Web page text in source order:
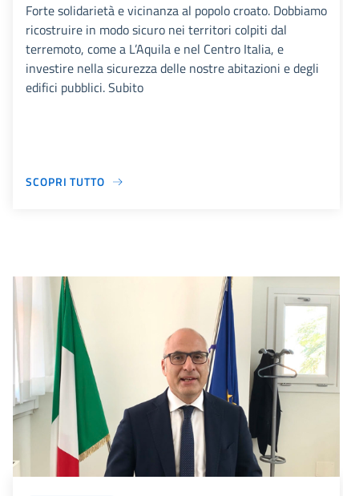
Forte solidarietà e vicinanza al popolo croato. Dobbiamo
ricostruire in modo sicuro nei territori colpiti dal
terremoto, come a L’Aquila e nel Centro Italia, e
investire nella sicurezza delle nostre abitazioni e degli
edifici pubblici. Subito
SCOPRI TUTTO